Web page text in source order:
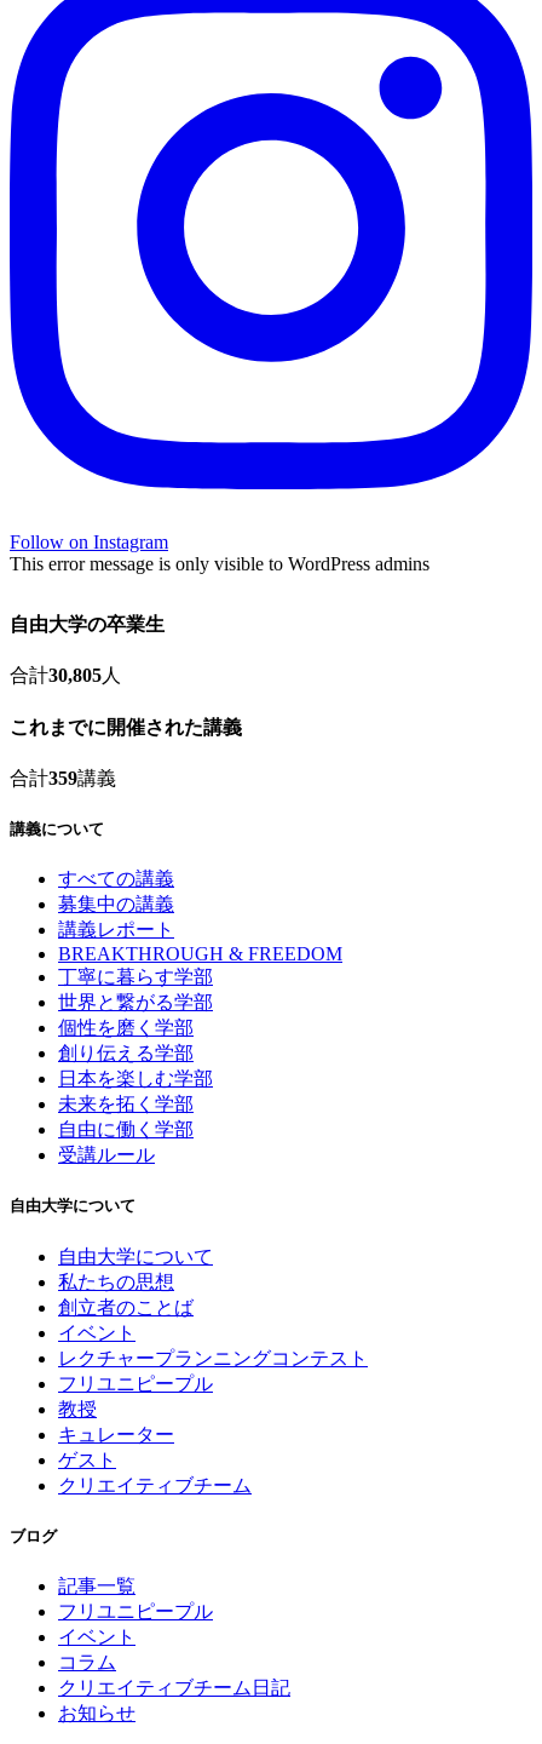
Follow on Instagram
This error message is only visible to WordPress admins
自由大学の卒業生
合計30,805人
これまでに開催された講義
合計359講義
講義について
すべての講義
募集中の講義
講義レポート
BREAKTHROUGH & FREEDOM
丁寧に暮らす学部
世界と繋がる学部
個性を磨く学部
創り伝える学部
日本を楽しむ学部
未来を拓く学部
自由に働く学部
受講ルール
自由大学について
自由大学について
私たちの思想
創立者のことば
イベント
レクチャープランニングコンテスト
フリユニピープル
教授
キュレーター
ゲスト
クリエイティブチーム
ブログ
記事一覧
フリユニピープル
イベント
コラム
クリエイティブチーム日記
お知らせ